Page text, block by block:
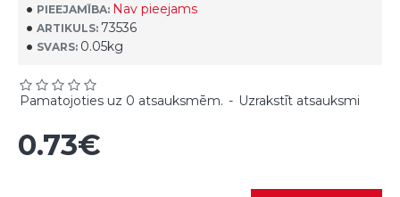
PIEEJAMĪBA: Nav pieejams
ARTIKULS: 73536
SVARS: 0.05kg
Pamatojoties uz 0 atsauksmēm. - Uzrakstīt atsauksmi
0.73€